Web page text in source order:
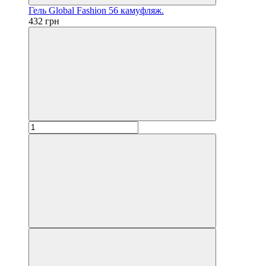
Гель Global Fashion 56 камуфляж.
432 грн